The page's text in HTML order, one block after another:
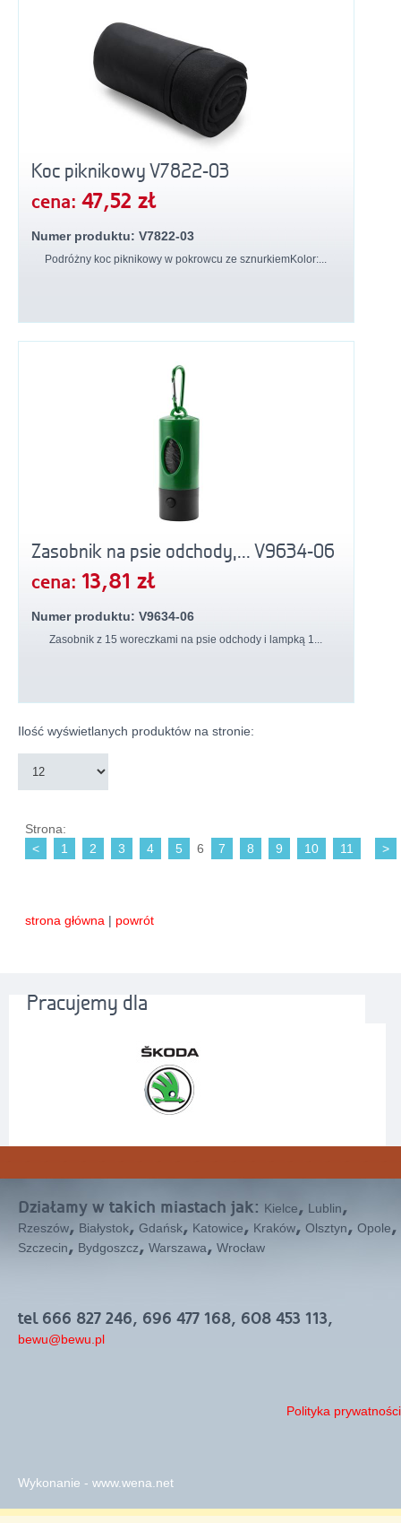
Koc piknikowy V7822-03
cena: 47,52 zł
Numer produktu: V7822-03
Podróżny koc piknikowy w pokrowcu ze sznurkiemKolor:...
Zasobnik na psie odchody,... V9634-06
cena: 13,81 zł
Numer produktu: V9634-06
Zasobnik z 15 woreczkami na psie odchody i lampką 1...
Ilość wyświetlanych produktów na stronie:
Strona:
<
1 2 3 4 5 6 7 8 9 10 11 >
strona główna | powrót
Pracujemy dla
Działamy w takich miastach jak: Kielce, Lublin,
Rzeszów, Białystok, Gdańsk, Katowice, Kraków, Olsztyn, Opole,
Szczecin, Bydgoszcz, Warszawa, Wrocław
tel 666 827 246, 696 477 168, 608 453 113,
bewu@bewu.pl
Polityka prywatności
Wykonanie - www.wena.net